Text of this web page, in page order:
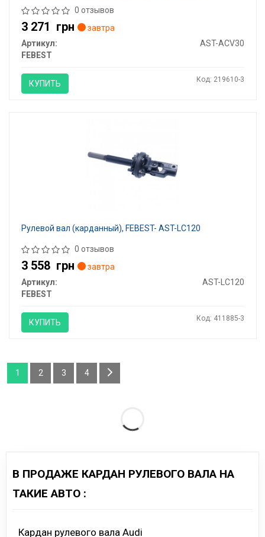
0 отзывов
3 271 грн
завтра
Артикул:
AST-ACV30
FEBEST
КУПИТЬ Код: 219610-3
Рулевой вал (карданный), FEBEST- AST-LC120
0 отзывов
3 558 грн
завтра
Артикул:
AST-LC120
FEBEST
КУПИТЬ Код: 411885-3
1 2 3 4
В ПРОДАЖЕ КАРДАН РУЛЕВОГО ВАЛА НА
ТАКИЕ АВТО :
Кардан рулевого вала Audi